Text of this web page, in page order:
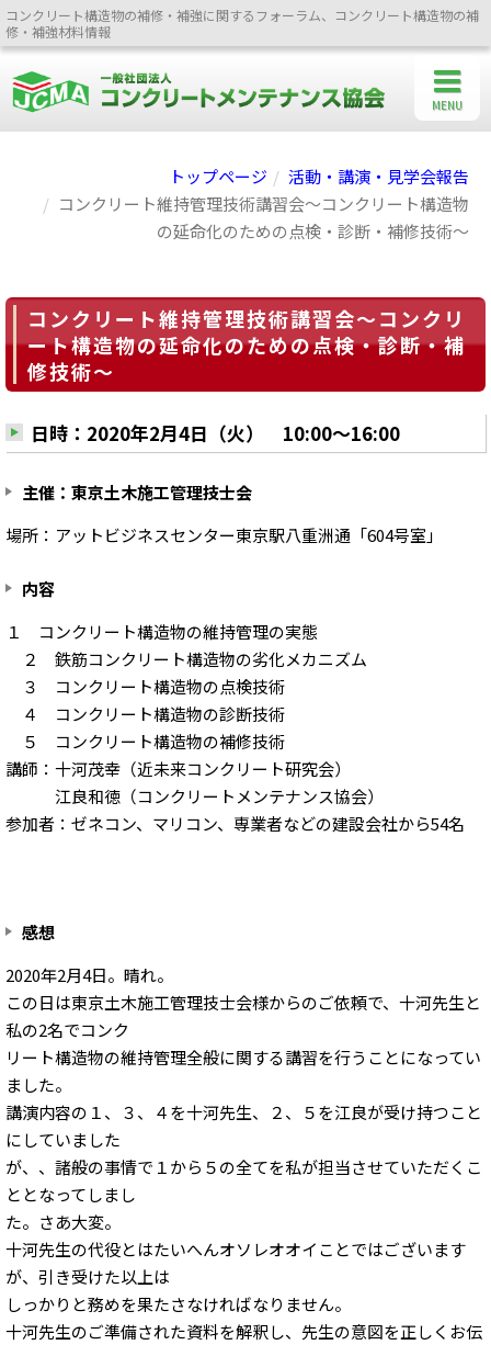
コンクリート構造物の補修・補強に関するフォーラム、コンクリート構造物の補
修・補強材料情報
トップページ
活動・講演・見学会報告
コンクリート維持管理技術講習会～コンクリート構造物
の延命化のための点検・診断・補修技術～
コンクリート維持管理技術講習会～コンクリ
ート構造物の延命化のための点検・診断・補
修技術～
日時：2020年2月4日（火） 10:00～16:00
主催：東京土木施工管理技士会
場所：アットビジネスセンター東京駅八重洲通「604号室」
内容
１ コンクリート構造物の維持管理の実態
２ 鉄筋コンクリート構造物の劣化メカニズム
３ コンクリート構造物の点検技術
４ コンクリート構造物の診断技術
５ コンクリート構造物の補修技術
講師：十河茂幸（近未来コンクリート研究会）
江良和徳（コンクリートメンテナンス協会）
参加者：ゼネコン、マリコン、専業者などの建設会社から54名
感想
2020年2月4日。晴れ。
この日は東京土木施工管理技士会様からのご依頼で、十河先生と
私の2名でコンク
リート構造物の維持管理全般に関する講習を行うことになってい
ました。
講演内容の１、３、４を十河先生、２、５を江良が受け持つこと
にしていました
が、、諸般の事情で１から５の全てを私が担当させていただくこ
ととなってしまし
た。さあ大変。
十河先生の代役とはたいへんオソレオオイことではございます
が、引き受けた以上は
しっかりと務めを果たさなければなりません。
十河先生のご準備された資料を解釈し、先生の意図を正しくお伝
MENU